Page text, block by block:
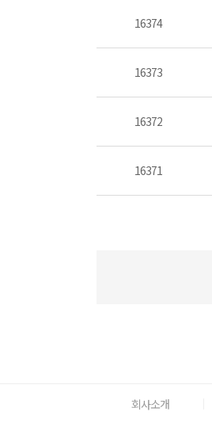
16374
16373
16372
16371
회사소개